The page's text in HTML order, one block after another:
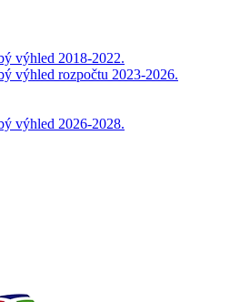
výhled 2018-2022.
výhled rozpočtu 2023-2026.
výhled 2026-2028.